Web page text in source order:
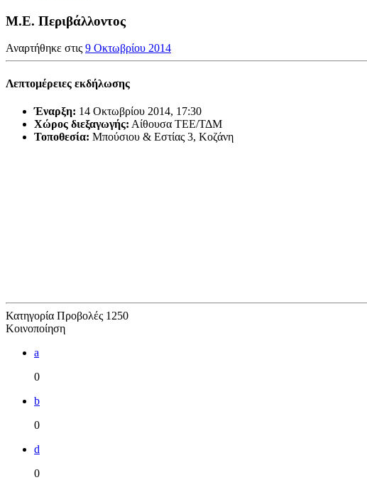
Μ.Ε. Περιβάλλοντος
Αναρτήθηκε στις 9 Οκτωβρίου 2014
Λεπτομέρειες εκδήλωσης
Έναρξη: 14 Οκτωβρίου 2014, 17:30
Χώρος διεξαγωγής: Αίθουσα ΤΕΕ/ΤΔΜ
Τοποθεσία: Μπούσιου & Εστίας 3, Κοζάνη
Κατηγορία Προβολές 1250
Κοινοποίηση
a
0
b
0
d
0